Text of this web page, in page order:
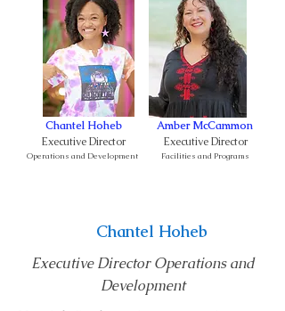
Chantel Hoheb
Executive Director
Operations and Development
Amber McCammon
Executive Director
Facilities and Programs
Chantel Hoheb
Executive Director Operations and
Development